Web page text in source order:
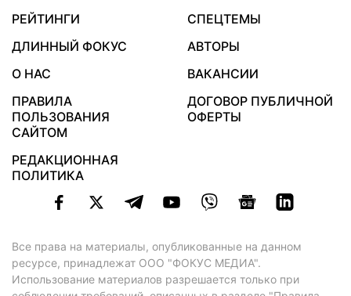
РЕЙТИНГИ
СПЕЦТЕМЫ
ДЛИННЫЙ ФОКУС
АВТОРЫ
О НАС
ВАКАНСИИ
ПРАВИЛА
ПОЛЬЗОВАНИЯ
САЙТОМ
ДОГОВОР ПУБЛИЧНОЙ
ОФЕРТЫ
РЕДАКЦИОННАЯ
ПОЛИТИКА
Все права на материалы, опубликованные на данном
ресурсе, принадлежат ООО "ФОКУС МЕДИА".
Использование материалов разрешается только при